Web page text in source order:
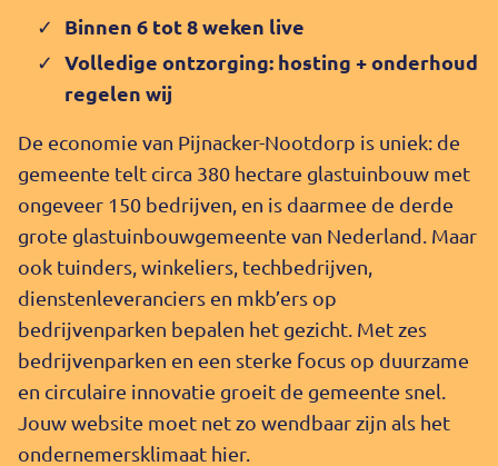
Binnen 6 tot 8 weken live
Volledige ontzorging: hosting + onderhoud
regelen wij
De economie van Pijnacker-Nootdorp is uniek: de
gemeente telt circa 380 hectare glastuinbouw met
ongeveer 150 bedrijven, en is daarmee de derde
grote glastuinbouwgemeente van Nederland. Maar
ook tuinders, winkeliers, techbedrijven,
dienstenleveranciers en mkb’ers op
bedrijvenparken bepalen het gezicht. Met zes
bedrijvenparken en een sterke focus op duurzame
en circulaire innovatie groeit de gemeente snel.
Jouw website moet net zo wendbaar zijn als het
ondernemersklimaat hier.